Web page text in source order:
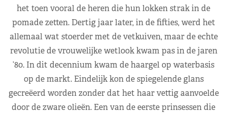
het toen vooral de heren die hun lokken strak in de
pomade zetten. Dertig jaar later, in de fifties, werd het
allemaal wat stoerder met de vetkuiven, maar de echte
revolutie de vrouwelijke wetlook kwam pas in de jaren
’80. In dit decennium kwam de haargel op waterbasis
op de markt. Eindelijk kon de spiegelende glans
gecreëerd worden zonder dat het haar vettig aanvoelde
door de zware olieën. Een van de eerste prinsessen die